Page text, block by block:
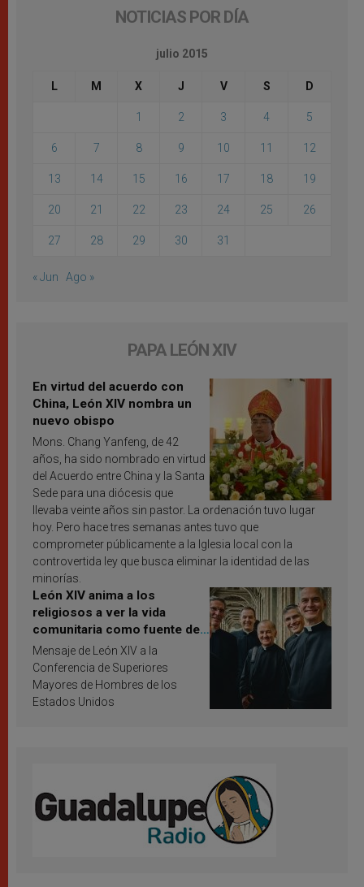
NOTICIAS POR DÍA
julio 2015
L M X J V S D
1 2 3 4 5
6 7 8 9 10 11 12
13 14 15 16 17 18 19
20 21 22 23 24 25 26
27 28 29 30 31
« Jun Ago »
PAPA LEÓN XIV
En virtud del acuerdo con
China, León XIV nombra un
nuevo obispo
Mons. Chang Yanfeng, de 42
años, ha sido nombrado en virtud
del Acuerdo entre China y la Santa
Sede para una diócesis que
llevaba veinte años sin pastor. La ordenación tuvo lugar
hoy. Pero hace tres semanas antes tuvo que
comprometer públicamente a la Iglesia local con la
controvertida ley que busca eliminar la identidad de las
minorías.
León XIV anima a los
religiosos a ver la vida
comunitaria como fuente de
inspiración y santificación
Mensaje de León XIV a la
Conferencia de Superiores
Mayores de Hombres de los
Estados Unidos